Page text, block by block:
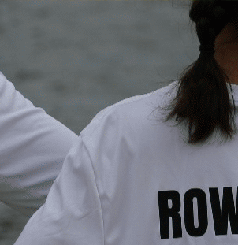
Exporter les lignes sélectionnées
Exporter toutes les colonnes
Exporter uniquement les
Menu
?>
Images de la page d'accueil
Cliquez pour éditer
Texte, bouton et/ou inscription à la